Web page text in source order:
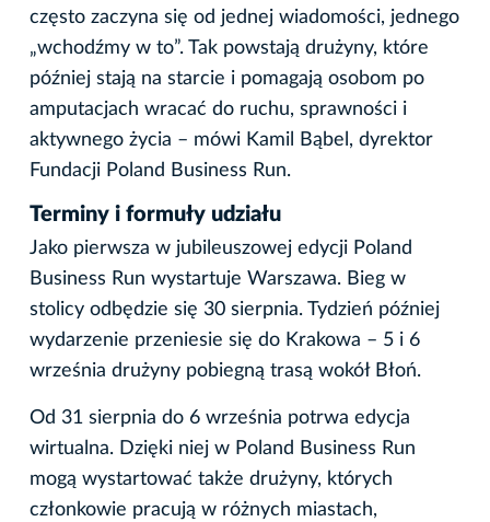
często zaczyna się od jednej wiadomości, jednego
„wchodźmy w to”. Tak powstają drużyny, które
później stają na starcie i pomagają osobom po
amputacjach wracać do ruchu, sprawności i
aktywnego życia – mówi Kamil Bąbel, dyrektor
Fundacji Poland Business Run.
Terminy i formuły udziału
Jako pierwsza w jubileuszowej edycji Poland
Business Run wystartuje Warszawa. Bieg w
stolicy odbędzie się 30 sierpnia. Tydzień później
wydarzenie przeniesie się do Krakowa – 5 i 6
września drużyny pobiegną trasą wokół Błoń.
Od 31 sierpnia do 6 września potrwa edycja
wirtualna. Dzięki niej w Poland Business Run
mogą wystartować także drużyny, których
członkowie pracują w różnych miastach,